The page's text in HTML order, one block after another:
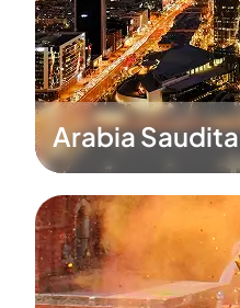
Arabia Saudita